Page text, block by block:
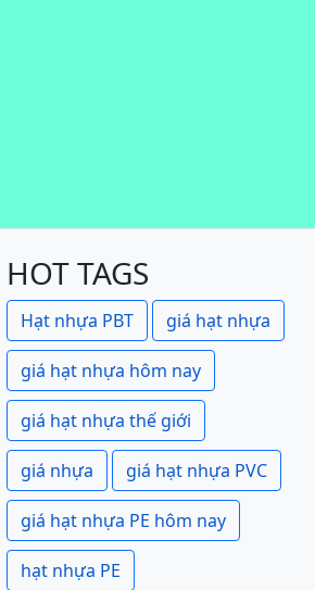
HOT TAGS
Hạt nhựa PBT giá hạt nhựa
giá hạt nhựa hôm nay
giá hạt nhựa thế giới
giá nhựa giá hạt nhựa PVC
giá hạt nhựa PE hôm nay
hạt nhựa PE